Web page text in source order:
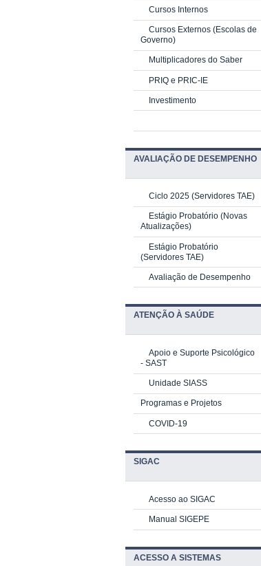
Cursos Internos
Cursos Externos (Escolas de
Governo)
Multiplicadores do Saber
PRIQ e PRIC-IE
Investimento
AVALIAÇÃO DE DESEMPENHO
Ciclo 2025 (Servidores TAE)
Estágio Probatório (Novas
Atualizações)
Estágio Probatório
(Servidores TAE)
Avaliação de Desempenho
ATENÇÃO À SAÚDE
Apoio e Suporte Psicológico
- SAST
Unidade SIASS
Programas e Projetos
COVID-19
SIGAC
Acesso ao SIGAC
Manual SIGEPE
ACESSO A SISTEMAS